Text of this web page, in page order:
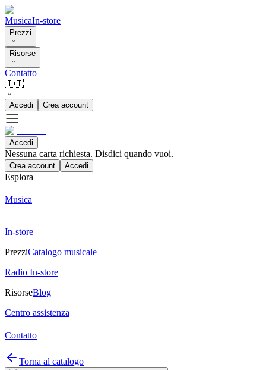
MusicaIn-store
Prezzi
Risorse
Contatto
🇮🇹
Accedi Crea account
Accedi
Nessuna carta richiesta. Disdici quando vuoi.
Crea account Accedi
Esplora
Musica
In-store
PrezziCatalogo musicale
Radio In-store
RisorseBlog
Centro assistenza
Contatto
Torna al catalogo